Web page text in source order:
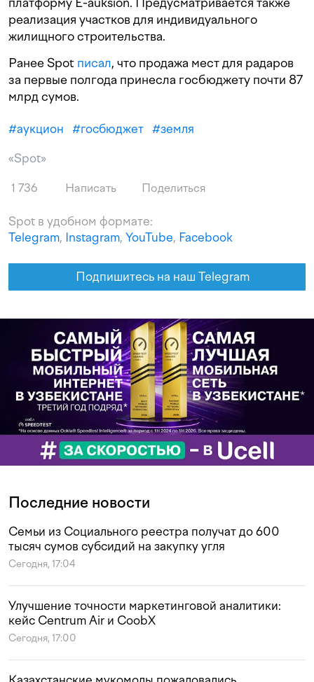
реализация участков для индивидуального
жилищного строительства.
Ранее Spot писал, что продажа мест для радаров
за первые полгода принесла госбюджету почти 87
млрд сумов.
#аукцион #госбюджет #земля
«Spot»
1 736 Написать Поделиться
Spot в удобном формате:
Telegram, Instagram, YouTube, Facebook
Подпишитесь на наш Telegram
Последние новости
Семьи из Социального реестра получат до 600
тысяч сумов субсидий на закупку угля
Сегодня, 17:04
Улучшение точности маркетинговой аналитики:
кейс Centrum Air и CoobX
Сегодня, 17:00